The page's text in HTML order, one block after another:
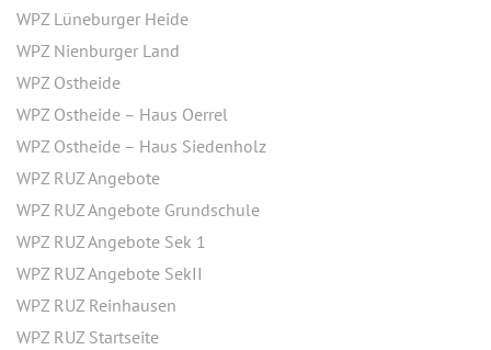
WPZ Lüneburger Heide
WPZ Nienburger Land
WPZ Ostheide
WPZ Ostheide – Haus Oerrel
WPZ Ostheide – Haus Siedenholz
WPZ RUZ Angebote
WPZ RUZ Angebote Grundschule
WPZ RUZ Angebote Sek 1
WPZ RUZ Angebote SekII
WPZ RUZ Reinhausen
WPZ RUZ Startseite